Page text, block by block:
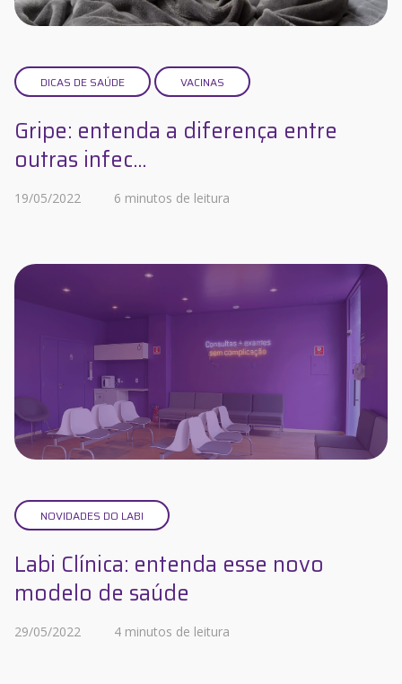
DICAS DE SAÚDE VACINAS
Gripe: entenda a diferença entre
outras infec...
19/05/2022 6 minutos de leitura
NOVIDADES DO LABI
Labi Clínica: entenda esse novo
modelo de saúde
29/05/2022 4 minutos de leitura